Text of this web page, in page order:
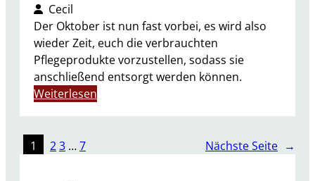
Cecil
Der Oktober ist nun fast vorbei, es wird also
wieder Zeit, euch die verbrauchten
Pflegeprodukte vorzustellen, sodass sie
anschließend entsorgt werden können.
Weiterlesen
1 23 …7 Nächste Seite →